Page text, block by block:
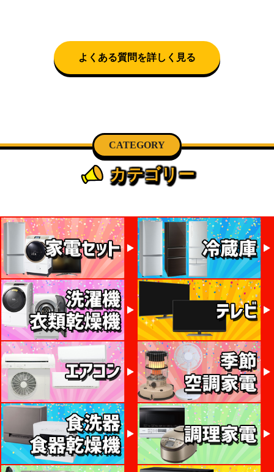
話にて日時決定に関するご連絡をさせて頂きます。
よくある質問を詳しく見る
CATEGORY
カテゴリー